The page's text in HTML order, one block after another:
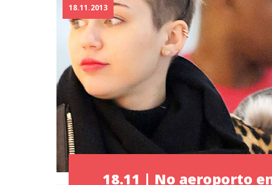
18.11.2013
18.11 | No aeroporto